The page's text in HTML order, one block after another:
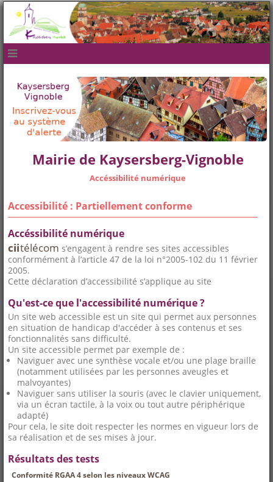
navbar mobile
Mairie de Kaysersberg-Vignoble
Accéssibilité numérique
Accessibilité : Partiellement conforme
Accéssibilité numérique
ciitélécom s’engagent à rendre ses sites accessibles
conformément à l’article 47 de la loi n°2005-102 du 11 février
2005.
Cette déclaration d’accessibilité s’applique au site
Qu'est-ce que l'accessibilité numérique ?
Un site web accessible est un site qui permet aux personnes
en situation de handicap d'accéder à ses contenus et ses
fonctionnalités sans difficulté.
Un site accessible permet par exemple de :
Naviguer avec une synthèse vocale et/ou une plage braille
(notamment utilisées par les personnes aveugles et
malvoyantes)
Naviguer sans utiliser la souris (avec le clavier uniquement,
via un écran tactile, à la voix ou tout autre périphérique
adapté)
Pour cela, le site doit respecter les normes en vigueur lors de
sa réalisation et de ses mises à jour.
Résultats des tests
Conformité RGAA 4 selon les niveaux WCAG